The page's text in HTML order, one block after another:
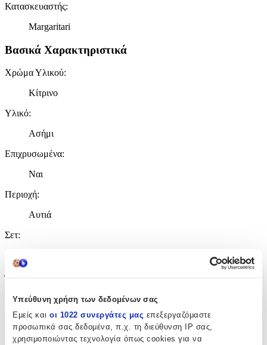
Υπεύθυνη χρήση των δεδομένων σας
Εμείς και οι 1022 συνεργάτες μας επεξεργαζόμαστε
προσωπικά σας δεδομένα, π.χ. τη διεύθυνση IP σας,
χρησιμοποιώντας τεχνολογία όπως cookies για να
Κατασκευαστής:
Margaritari
Βασικά Χαρακτηριστικά
Χρώμα Υλικού:
Κίτρινο
Υλικό:
Ασήμι
Επιχρυσωμένα:
Ναι
Περιοχή:
Αυτιά
Σετ:
Έξτρα Χαρακτηριστικά
Piercing:
Όχι
Νυφικά: